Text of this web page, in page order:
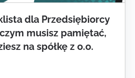
dla Przedsiębiorcy
musisz pamiętać,
na spółkę z o.o.